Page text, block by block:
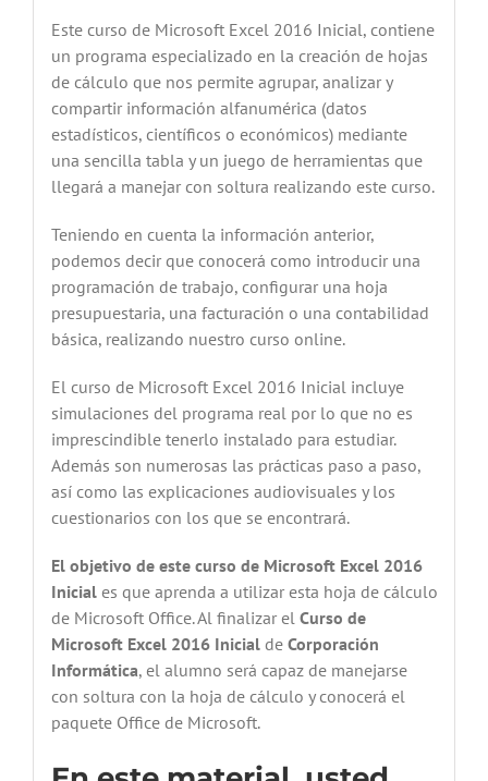
Este curso de Microsoft Excel 2016 Inicial, contiene
un programa especializado en la creación de hojas
de cálculo que nos permite agrupar, analizar y
compartir información alfanumérica (datos
estadísticos, científicos o económicos) mediante
una sencilla tabla y un juego de herramientas que
llegará a manejar con soltura realizando este curso.
Teniendo en cuenta la información anterior,
podemos decir que conocerá como introducir una
programación de trabajo, configurar una hoja
presupuestaria, una facturación o una contabilidad
básica, realizando nuestro curso online.
El curso de Microsoft Excel 2016 Inicial incluye
simulaciones del programa real por lo que no es
imprescindible tenerlo instalado para estudiar.
Además son numerosas las prácticas paso a paso,
así como las explicaciones audiovisuales y los
cuestionarios con los que se encontrará.
El objetivo de este curso de Microsoft Excel 2016
Inicial es que aprenda a utilizar esta hoja de cálculo
de Microsoft Office. Al finalizar el Curso de
Microsoft Excel 2016 Inicialde Corporación
Informática, el alumno será capaz de manejarse
con soltura con la hoja de cálculo y conocerá el
paquete Office de Microsoft.